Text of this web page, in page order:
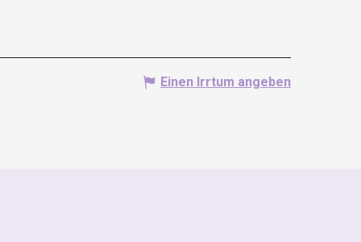
Einen Irrtum angeben